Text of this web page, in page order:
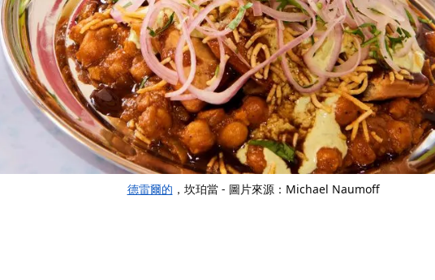
德雷爾的 ，坎珀當 - 圖片來源：Michael Naumoff